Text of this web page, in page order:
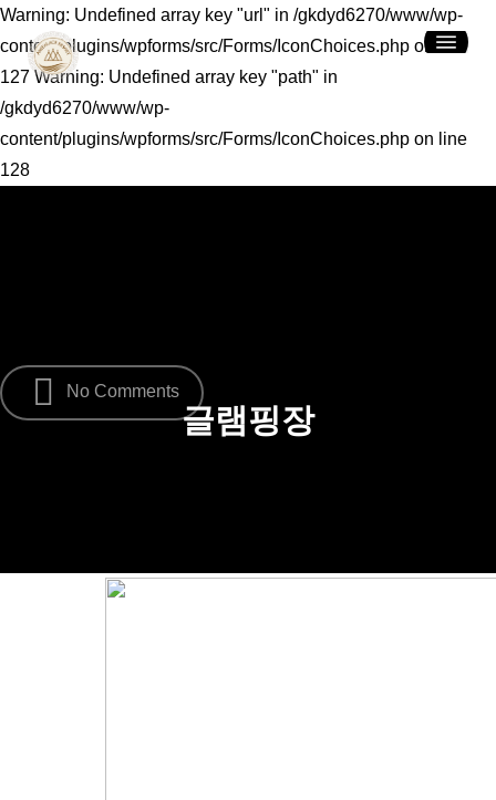
Warning: Undefined array key "url" in /gkdyd6270/www/wp-
content/plugins/wpforms/src/Forms/IconChoices.php on line
127 Warning: Undefined array key "path" in
/gkdyd6270/www/wp-
content/plugins/wpforms/src/Forms/IconChoices.php on line
128
Skip
to
main
content
Menu
글램핑장
No Comments